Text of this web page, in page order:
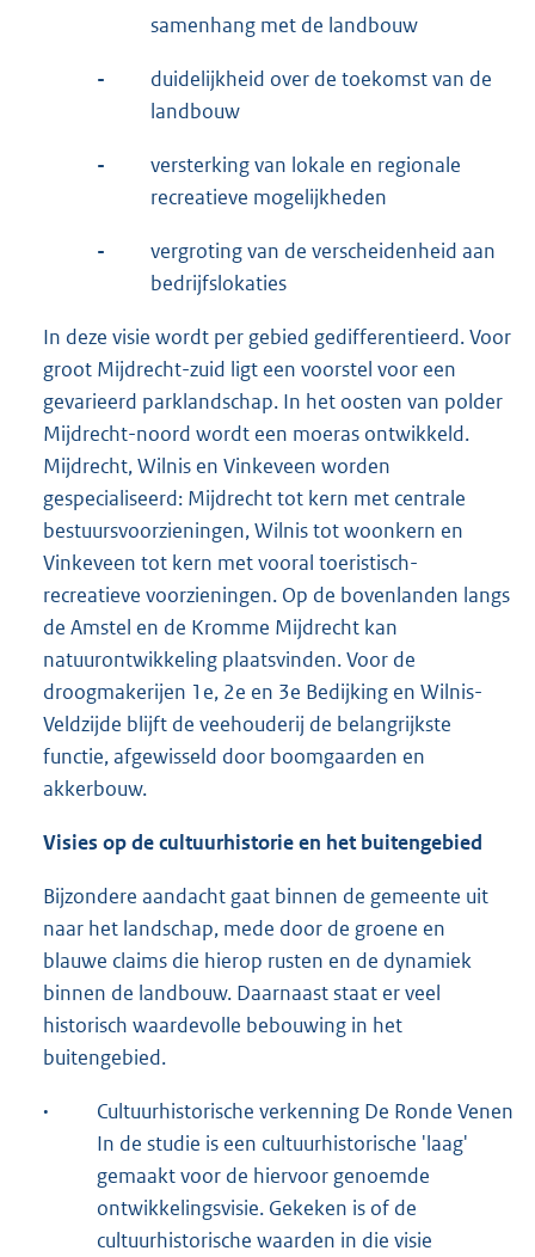
samenhang met de landbouw
-
duidelijkheid over de toekomst van de
landbouw
-
versterking van lokale en regionale
recreatieve mogelijkheden
-
vergroting van de verscheidenheid aan
bedrijfslokaties
In deze visie wordt per gebied gedifferentieerd. Voor
groot Mijdrecht-zuid ligt een voorstel voor een
gevarieerd parklandschap. In het oosten van polder
Mijdrecht-noord wordt een moeras ontwikkeld.
Mijdrecht, Wilnis en Vinkeveen worden
gespecialiseerd: Mijdrecht tot kern met centrale
bestuursvoorzieningen, Wilnis tot woonkern en
Vinkeveen tot kern met vooral toeristisch-
recreatieve voorzieningen. Op de bovenlanden langs
de Amstel en de Kromme Mijdrecht kan
natuurontwikkeling plaatsvinden. Voor de
droogmakerijen 1e, 2e en 3e Bedijking en Wilnis-
Veldzijde blijft de veehouderij de belangrijkste
functie, afgewisseld door boomgaarden en
akkerbouw.
Visies op de cultuurhistorie en het buitengebied
Bijzondere aandacht gaat binnen de gemeente uit
naar het landschap, mede door de groene en
blauwe claims die hierop rusten en de dynamiek
binnen de landbouw. Daarnaast staat er veel
historisch waardevolle bebouwing in het
buitengebied.
·
Cultuurhistorische verkenning De Ronde Venen
In de studie is een cultuurhistorische 'laag'
gemaakt voor de hiervoor genoemde
ontwikkelingsvisie. Gekeken is of de
cultuurhistorische waarden in die visie